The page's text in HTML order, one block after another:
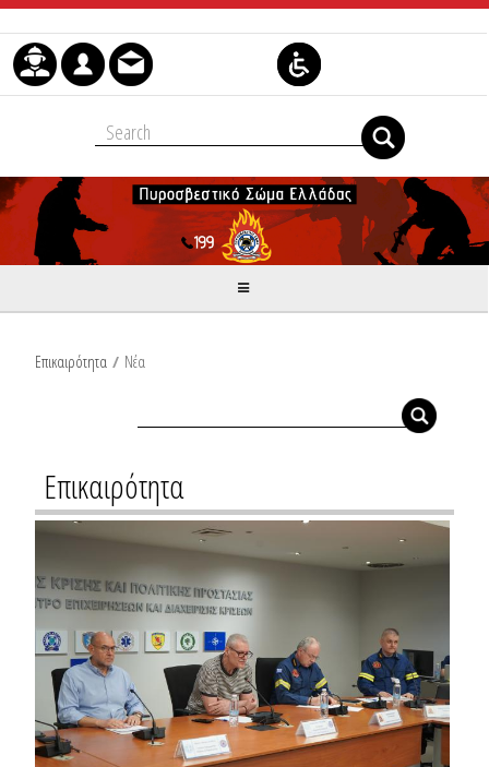
Μετάβαση στο περιεχόμενο
Επικαιρότητα / Νέα
Επικαιρότητα